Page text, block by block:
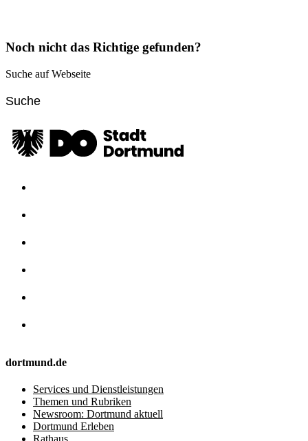
Noch nicht das Richtige gefunden?
Suche auf Webseite
dortmund.de
Services und Dienstleistungen
Themen und Rubriken
Newsroom: Dortmund aktuell
Dortmund Erleben
Rathaus